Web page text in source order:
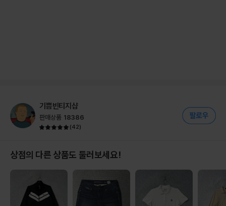
기쁨빈티지샵
판매상품 18386
(42)
상점의 다른 상품도 둘러보세요!